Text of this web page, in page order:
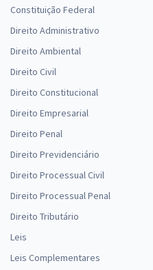
Constituição Federal
Direito Administrativo
Direito Ambiental
Direito Civil
Direito Constitucional
Direito Empresarial
Direito Penal
Direito Previdenciário
Direito Processual Civil
Direito Processual Penal
Direito Tributário
Leis
Leis Complementares